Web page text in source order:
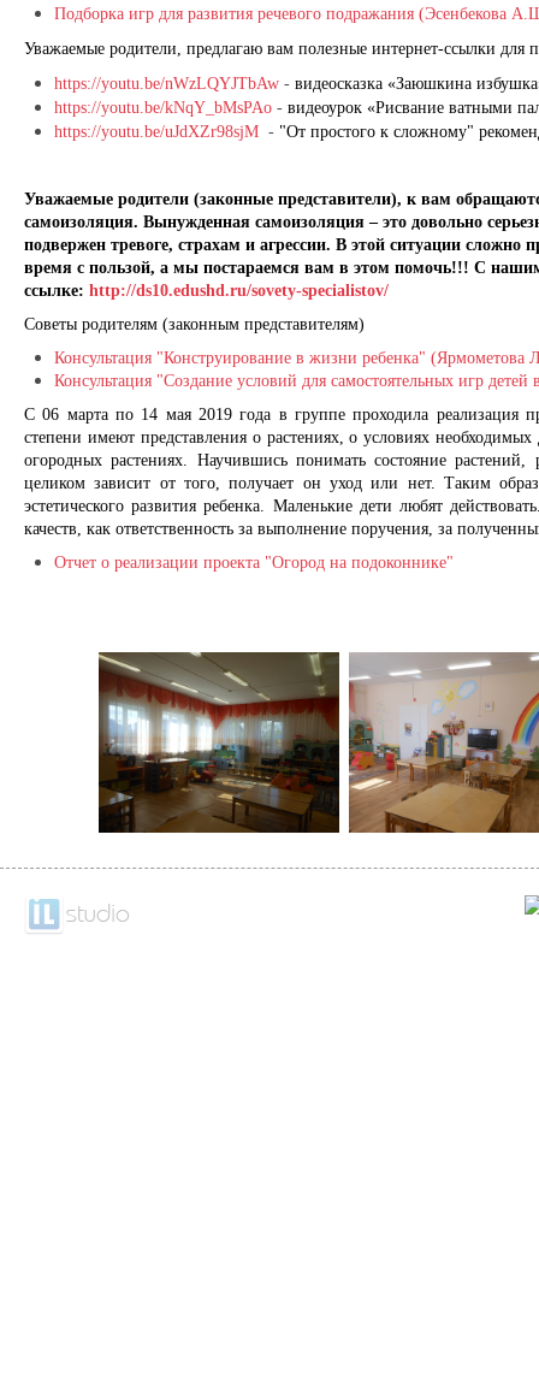
Подборка игр для развития речевого подражания (Эсенбекова
Уважаемые родители, предлагаю вам полезные интернет-ссылки для
https://youtu.be/nWzLQYJTbAw - видеосказка «Заюшкина
https://youtu.be/kNqY_bMsPAo - видеоурок «Рисвание ватными
https://youtu.be/uJdXZr98sjM - "От простого к сложному"
Уважаемые родители (законные представители), к вам
самоизоляция. Вынужденная самоизоляция – это довольно
подвержен тревоге, страхам и агрессии. В этой ситуации
время с пользой, а мы постараемся вам в этом помочь!!! С
ссылке: http://ds10.edushd.ru/sovety-specialistov/
Советы родителям (законным представителям)
Консультация "Конструирование в жизни ребенка" (Ярмометова
Консультация "Создание условий для самостоятельных игр
С 06 марта по 14 мая 2019 года в группе проходила реализация
степени имеют представления о растениях, о условиях
огородных растениях. Научившись понимать состояние
целиком зависит от того, получает он уход или нет. Таким
эстетического развития ребенка. Маленькие дети любят
качеств, как ответственность за выполнение поручения, за
Отчет о реализации проекта "Огород на подоконнике"